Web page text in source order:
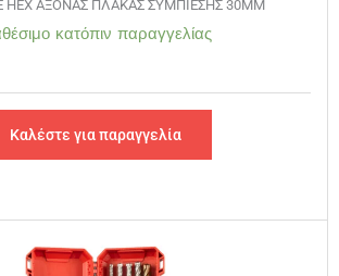
HEX ΑΞΟΝΑΣ ΠΛΑΚΑΣ ΣΥΜΠΙΕΣΗΣ 30MM
κατόπιν παραγγελίας
Καλέστε για παραγγελία